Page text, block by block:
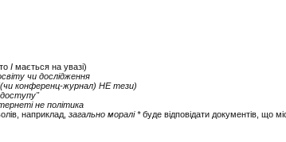
І мається на увазі)
чи дослідження
конференц-журнал) НЕ тези)
доступу"
не політика
наприклад,загально моралі *буде відповідати документів, що